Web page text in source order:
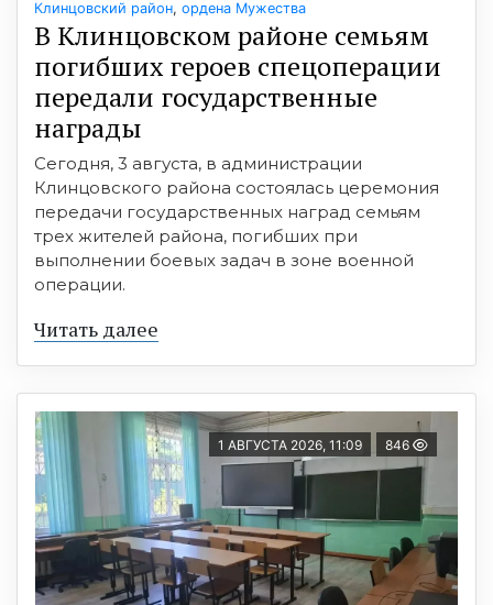
Клинцовский район, ордена Мужества
В Клинцовском районе семьям
погибших героев спецоперации
передали государственные
награды
Сегодня, 3 августа, в администрации
Клинцовского района состоялась церемония
передачи государственных наград семьям
трех жителей района, погибших при
выполнении боевых задач в зоне военной
операции.
Читать далее
1 АВГУСТА 2026, 11:09 846